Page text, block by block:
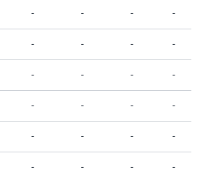
- - - -
- - - -
- - - -
- - - -
- - - -
- - - -